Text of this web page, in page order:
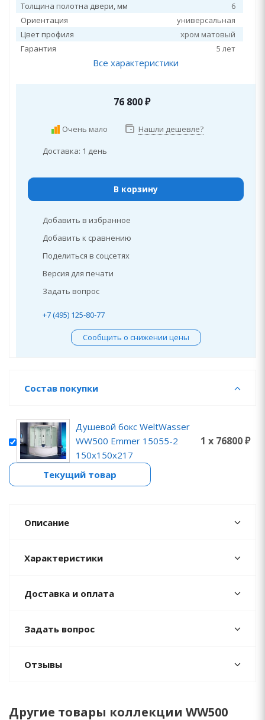
Толщина полотна двери, мм
6
Ориентация
универсальная
Цвет профиля
хром матовый
Гарантия
5 лет
Все характеристики
76 800₽
Очень мало Нашли дешевле?
Доставка: 1 день
В корзину
Добавить в избранное
Добавить к сравнению
Поделиться в соцсетях
Версия для печати
Задать вопрос
+7 (495) 125-80-77
Сообщить о снижении цены
Состав покупки
Душевой бокс WeltWasser
WW500 Emmer 15055-2
150х150х217
1 x 76800 ₽
Текущий товар
Описание
Характеристики
Доставка и оплата
Задать вопрос
Отзывы
Другие товары коллекции WW500